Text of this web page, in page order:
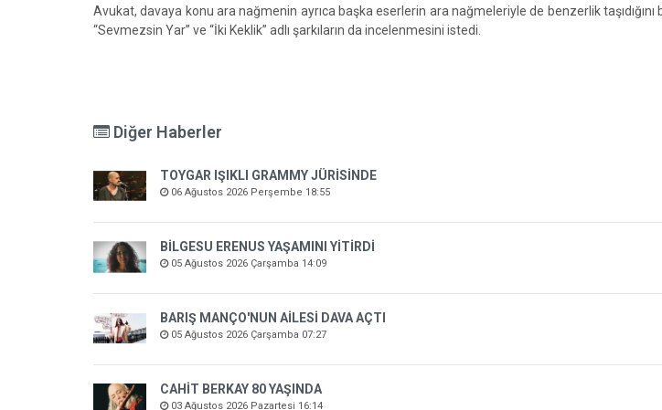
Avukat, davaya konu ara nağmenin ayrıca başka eserlerin ara nağmeleriyle de benzerlik taşıdığını
“Sevmezsin Yar” ve “İki Keklik” adlı şarkıların da incelenmesini istedi.
Diğer Haberler
TOYGAR IŞIKLI GRAMMY JÜRİSİNDE
06 Ağustos 2026 Perşembe 18:55
BİLGESU ERENUS YAŞAMINI YİTİRDİ
05 Ağustos 2026 Çarşamba 14:09
BARIŞ MANÇO'NUN AİLESİ DAVA AÇTI
05 Ağustos 2026 Çarşamba 07:27
CAHİT BERKAY 80 YAŞINDA
03 Ağustos 2026 Pazartesi 16:14